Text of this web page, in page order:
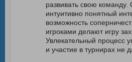
развивать свою команду.
интуитивно понятный
возможность
игроками делают игру
Увлекательный процесс
и участие в турнирах не